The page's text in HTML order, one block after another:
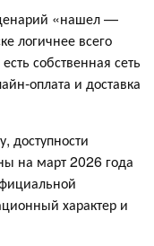
«нашел —
логичнее всего
собственная сеть
оплата и доставка
доступности
на март 2026 года
характер и